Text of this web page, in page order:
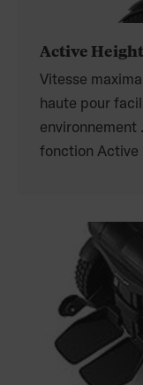
Active Height
Vitesse
haute pour
environnement
fonction Active